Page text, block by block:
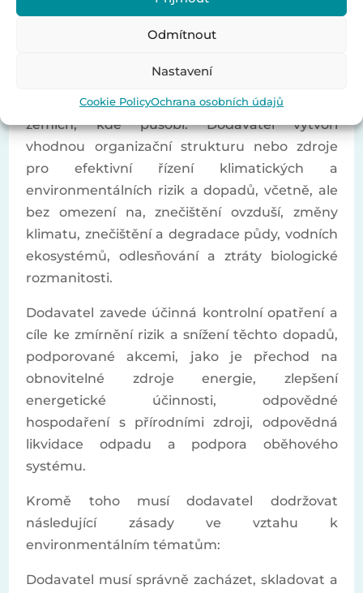
Odmítnout
Nastavení
Cookie PolicyOchrana osobních údajů
technologií na životní prostředí. Od dodavatele
se očekává, že bude minimálně dodržovat
a licence na ochranu životního prostředí v
zemích, kde působí. Dodavatel vytvoří
vhodnou organizační strukturu nebo zdroje
pro efektivní řízení klimatických a
environmentálních rizik a dopadů, včetně, ale
bez omezení na, znečištění ovzduší, změny
klimatu, znečištění a degradace půdy, vodních
ekosystémů, odlesňování a ztráty biologické
rozmanitosti.
Dodavatel zavede účinná kontrolní opatření a
cíle ke zmírnění rizik a snížení těchto dopadů,
podporované akcemi, jako je přechod na
obnovitelné zdroje energie, zlepšení
energetické účinnosti, odpovědné
hospodaření s přírodními zdroji, odpovědná
likvidace odpadu a podpora oběhového
systému.
Kromě toho musí dodavatel dodržovat
následující zásady ve vztahu k
environmentálním tématům:
Dodavatel musí správně zacházet, skladovat a